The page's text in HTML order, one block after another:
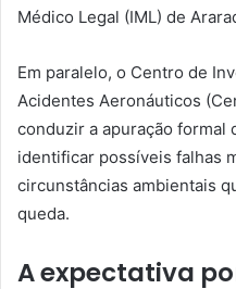
Médico Legal (IML) de
Em paralelo, o Centro de
Acidentes Aeronáuticos
conduzir a apuração formal
identificar possíveis falhas
circunstâncias ambientais
queda.
A expectativa